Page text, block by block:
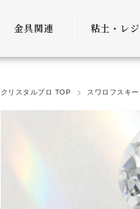
金具関連
金具
チェーン
粘土・レ
粘土・粘土
レジン
クリスタルプロ TOP スワロフスキー